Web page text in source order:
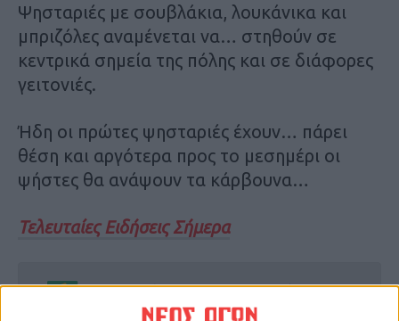
Ψησταριές με σουβλάκια, λουκάνικα και
μπριζόλες αναμένεται να… στηθούν σε
κεντρικά σημεία της πόλης και σε διάφορες
γειτονιές.
Ήδη οι πρώτες ψησταριές έχουν… πάρει
θέση και αργότερα προς το μεσημέρι οι
ψήστες θα ανάψουν τα κάρβουνα…
Τελευταίες Ειδήσεις Σήμερα
Ακολούθησε την εφημερίδα ΝΕΟΣ
ΑΓΩΝ στο Google News!